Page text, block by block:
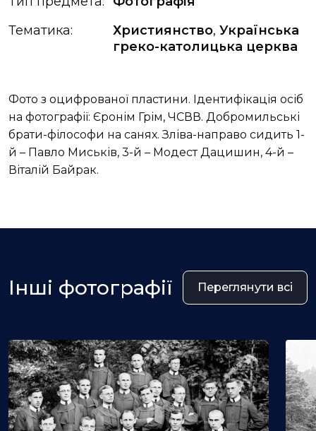
Тематика:
Християнство, Українська
греко-католицька церква
Фото з оцифрованої пластини. Ідентифікація осіб
на фотографії: Єронім Грім, ЧСВВ. Добромильські
брати-філософи на санях. Зліва-направо сидить 1-
й – Павло Миськів, 3-й – Модест Дацишин, 4-й –
Віталій Байрак.
Інші фотографії Переглянути всі